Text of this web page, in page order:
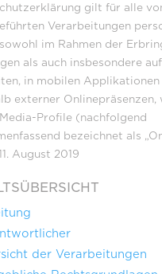
gilt für alle
Verarbeitungen
im Rahmen der
als auch insbesondere
in mobilen Applikationen
externer Onlinepräsenzen,
Profile (nachfolgend
bezeichnet als
August 2019
der Verarbeitungen